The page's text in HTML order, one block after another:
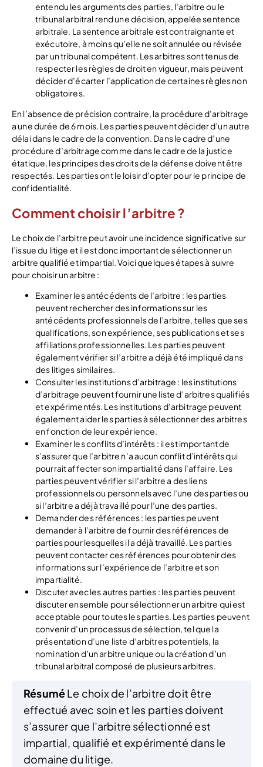
entendu les arguments des parties, l’arbitre ou le
tribunal arbitral rend une décision, appelée sentence
arbitrale. La sentence arbitrale est contraignante et
exécutoire, à moins qu’elle ne soit annulée ou révisée
par un tribunal compétent. Les arbitres sont tenus de
respecter les règles de droit en vigueur, mais peuvent
décider d’écarter l’application de certaines règles non
obligatoires.
En l’absence de précision contraire, la procédure d’arbitrage
a une durée de 6 mois. Les parties peuvent décider d’un autre
délai dans le cadre de la convention. Dans le cadre d’une
procédure d’arbitrage comme dans le cadre de la justice
étatique, les principes des droits de la défense doivent être
respectés. Les parties ont le loisir d’opter pour le principe de
confidentialité.
Comment choisir l’arbitre ?
Le choix de l’arbitre peut avoir une incidence significative sur
l’issue du litige et il est donc important de sélectionner un
arbitre qualifié et impartial. Voici quelques étapes à suivre
pour choisir un arbitre :
Examiner les antécédents de l’arbitre : les parties
peuvent rechercher des informations sur les
antécédents professionnels de l’arbitre, telles que ses
qualifications, son expérience, ses publications et ses
affiliations professionnelles. Les parties peuvent
également vérifier si l’arbitre a déjà été impliqué dans
des litiges similaires.
Consulter les institutions d’arbitrage : les institutions
d’arbitrage peuvent fournir une liste d’arbitres qualifiés
et expérimentés. Les institutions d’arbitrage peuvent
également aider les parties à sélectionner des arbitres
en fonction de leur expérience.
Examiner les conflits d’intérêts : il est important de
s’assurer que l’arbitre n’a aucun conflit d’intérêts qui
pourrait affecter son impartialité dans l’affaire. Les
parties peuvent vérifier si l’arbitre a des liens
professionnels ou personnels avec l’une des parties ou
si l’arbitre a déjà travaillé pour l’une des parties.
Demander des références : les parties peuvent
demander à l’arbitre de fournir des références de
parties pour lesquelles il a déjà travaillé. Les parties
peuvent contacter ces références pour obtenir des
informations sur l’expérience de l’arbitre et son
impartialité.
Discuter avec les autres parties : les parties peuvent
discuter ensemble pour sélectionner un arbitre qui est
acceptable pour toutes les parties. Les parties peuvent
convenir d’un processus de sélection, tel que la
présentation d’une liste d’arbitres potentiels, la
nomination d’un arbitre unique ou la création d’un
tribunal arbitral composé de plusieurs arbitres.
RésuméLe choix de l’arbitre doit être
effectué avec soin et les parties doivent
s’assurer que l’arbitre sélectionné est
impartial, qualifié et expérimenté dans le
domaine du litige.